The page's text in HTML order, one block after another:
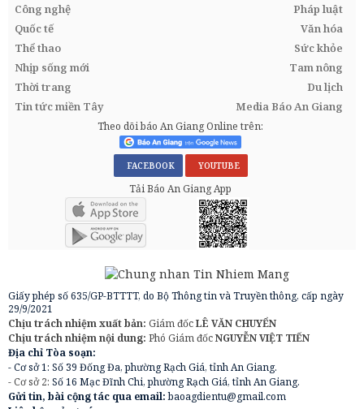
Công nghệ
Pháp luật
Quốc tế
Văn hóa
Thể thao
Sức khỏe
Nhịp sống mới
Tam nông
Thời trang
Du lịch
Tin tức miền Tây
Media Báo An Giang
Theo dõi báo An Giang Online trên:
FACEBOOK YOUTUBE
Tải Báo An Giang App
Giấy phép số 635/GP-BTTTT, do Bộ Thông tin và Truyền thông, cấp ngày
29/9/2021
Chịu trách nhiệm xuất bản: Giám đốcLÊ VĂN CHUYỂN
Chịu trách nhiệm nội dung: Phó Giám đốcNGUYỄN VIỆT TIẾN
Địa chỉ Tòa soạn:
- Cơ sở 1: Số 39 Đống Đa, phường Rạch Giá, tỉnh An Giang.
- Cơ sở 2: Số 16 Mạc Đĩnh Chi, phường Rạch Giá, tỉnh An Giang.
Gửi tin, bài cộng tác qua email:baoagdientu@gmail.com